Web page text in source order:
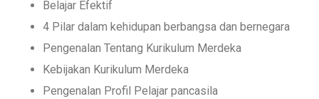
Belajar Efektif
4 Pilar dalam kehidupan berbangsa dan bernegara
Pengenalan Tentang Kurikulum Merdeka
Kebijakan Kurikulum Merdeka
Pengenalan Profil Pelajar pancasila